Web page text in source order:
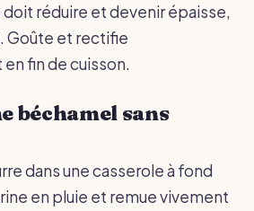
doit réduire et devenir épaisse,
Goûte et rectifie
fin de cuisson.
béchamel sans
dans une casserole à fond
en pluie et remue vivement